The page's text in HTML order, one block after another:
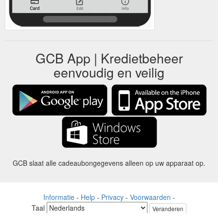
GCB App | Kredietbeheer
eenvoudig en veilig
GCB slaat alle cadeaubongegevens alleen op uw apparaat op.
Informatie- Help- Privacy- Voorwaarden -
Taal
Veranderen